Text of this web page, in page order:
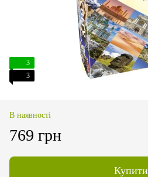
3
3
В наявності
769 грн
Купити